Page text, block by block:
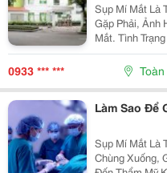
Sụp Mí Mắt Là
Gặp Phải, Ảnh
Mắt. Tình
Nhân Khác
Đề Sức Khỏe.
0933 *** ***
Làm Sao Để
Sụp Mí Mắt Là
Chùng Xuống,